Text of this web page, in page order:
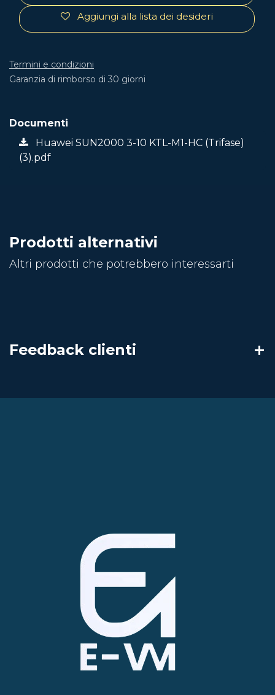
Aggiungi alla lista dei desideri
Termini e condizioni
Garanzia di rimborso di 30 giorni
Documenti
Huawei SUN2000 3-10 KTL-M1-HC (Trifase)
(3).pdf
Prodotti alternativi
Altri prodotti che potrebbero interessarti
Feedback clienti